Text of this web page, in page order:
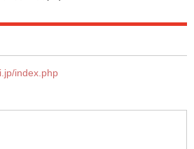
index.php